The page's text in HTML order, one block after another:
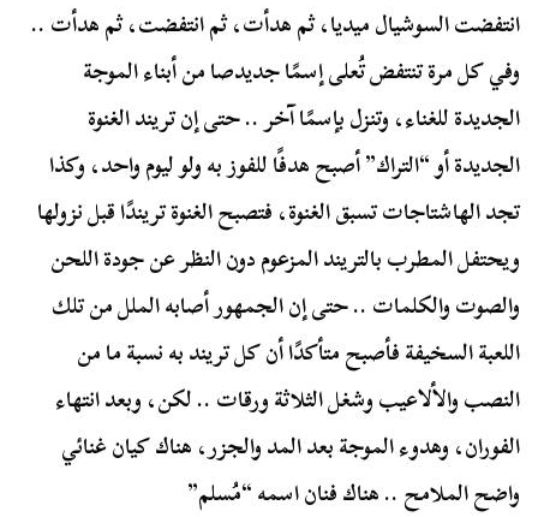
انتفضت السوشيال ميديا، ثم هدأت، ثم انتفضت، ثم هدأت ..
وفي كل مرة تنتفض تُعلى إسمًا جديدصا من أبناء الموجة
الجديدة للغناء، وتنزل بإسمًا آخر .. حتى إن تريند الغنوة
الجديدة أو “التراك” أصبح هدفًا للفوز به ولو ليوم واحد، وكذا
تجد الهاشتاجات تسبق الغنوة، فتصبح الغنوة تريندًا قبل نزولها
ويحتفل المطرب بالتريند المزعوم دون النظر عن جودة اللحن
والصوت والكلمات .. حتى إن الجمهور أصابه الملل من تلك
اللعبة السخيفة فأصبح متأكدًا أن كل تريند به نسبة ما من
النصب والألاعيب وشغل الثلاثة ورقات .. لكن، وبعد انتهاء
الفوران، وهدوء الموجة بعد المد والجزر، هناك كيان غنائي
واضح الملامح .. هناك فنان اسمه “مُسلم”